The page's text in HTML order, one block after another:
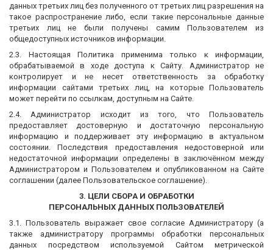
данных третьих лиц без полученного от третьих лиц разрешения на
такое распространение либо, если такие персональные данные
третьих лиц не были получены самим Пользователем из
общедоступных источников информации.
2.3. Настоящая Политика применима только к информации,
обрабатываемой в ходе доступа к Сайту. Администратор не
контролирует и не несет ответственность за обработку
информации сайтами третьих лиц, на которые Пользователь
может перейти по ссылкам, доступным на Сайте.
2.4. Администратор исходит из того, что Пользователь
предоставляет достоверную и достаточную персональную
информацию и поддерживает эту информацию в актуальном
состоянии. Последствия предоставления недостоверной или
недостаточной информации определены в заключённом между
Администратором и Пользователем и опубликованном на Сайте
соглашении (далее Пользовательское соглашение).
3. ЦЕЛИ СБОРА И ОБРАБОТКИ
ПЕРСОНАЛЬНЫХ ДАННЫХ ПОЛЬЗОВАТЕЛЕЙ
3.1. Пользователь выражает свое согласие Администратору (а
также администратору программы обработки персональных
данных посредством используемой Сайтом метрической